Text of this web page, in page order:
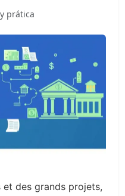
prática
et des grands projets,